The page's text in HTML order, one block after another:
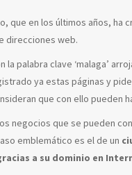
que en los últimos años, ha
direcciones web.
la palabra clave ‘malaga’
ya estas páginas y
que con ello pueden
negocios que se pueden
emblemático es el de un
a su dominio en